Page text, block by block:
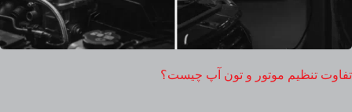
تفاوت تنظیم موتور و تون آپ چیست؟